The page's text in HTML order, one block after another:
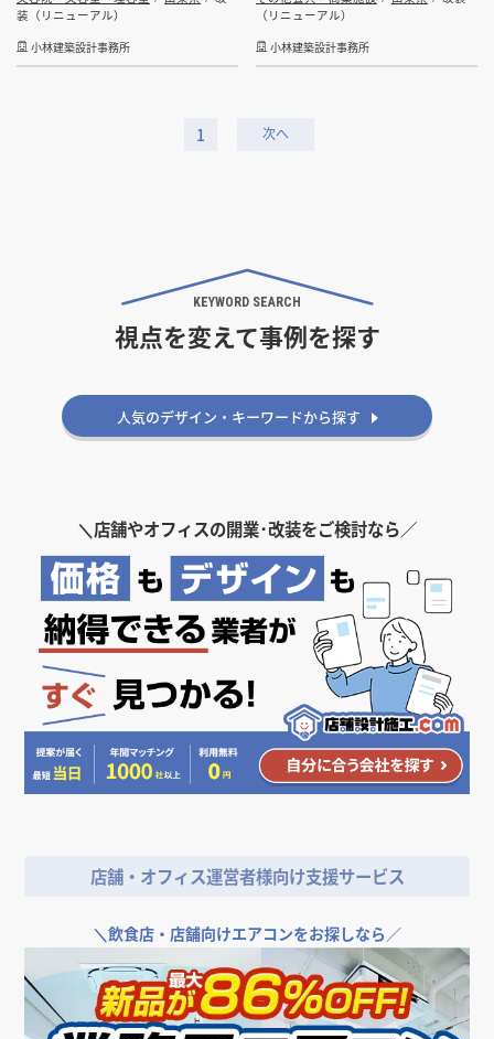
装（リニューアル）
小林建築設計事務所
（リニューアル）
小林建築設計事務所
1
KEYWORD SEARCH
視点を変えて事例を探す
雰囲気・印象から探す
おしゃれ 古民家風
人気のデザイン・キーワードから探す